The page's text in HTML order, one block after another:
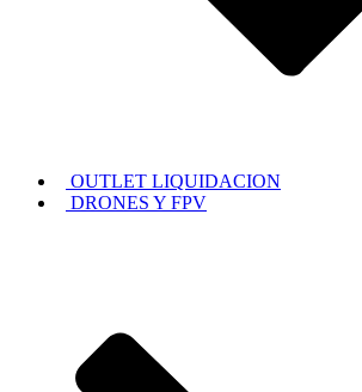
OUTLET LIQUIDACION
DRONES Y FPV